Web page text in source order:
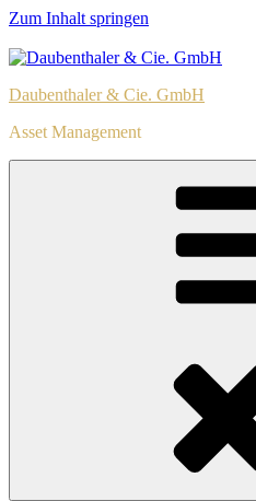
Zum Inhalt springen
Daubenthaler & Cie. GmbH
Asset Management